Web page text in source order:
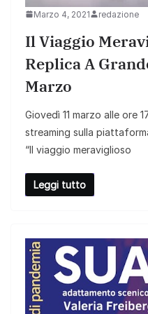
Marzo 4, 2021 redazione
Il Viaggio
Replica A
Marzo
Giovedì 11 marzo alle ore
streaming sulla
“Il viaggio meraviglioso
Leggi tutto